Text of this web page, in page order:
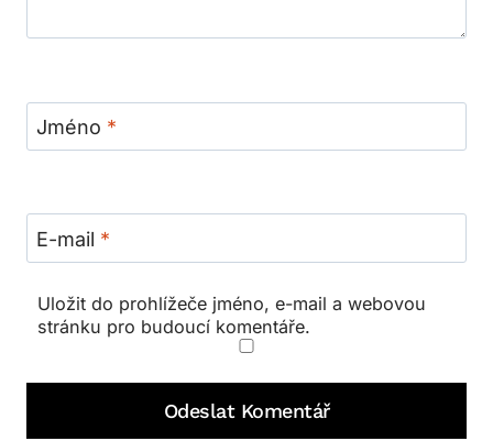
Jméno *
E-mail *
Uložit do prohlížeče jméno, e-mail a webovou
stránku pro budoucí komentáře.